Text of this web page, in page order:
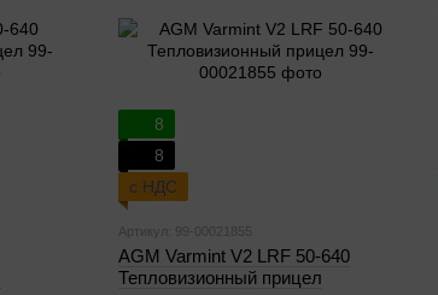
8
8
с НДС
Артикул: 99-00021855
AGM Varmint V2 LRF 50-640
Тепловизионный прицел